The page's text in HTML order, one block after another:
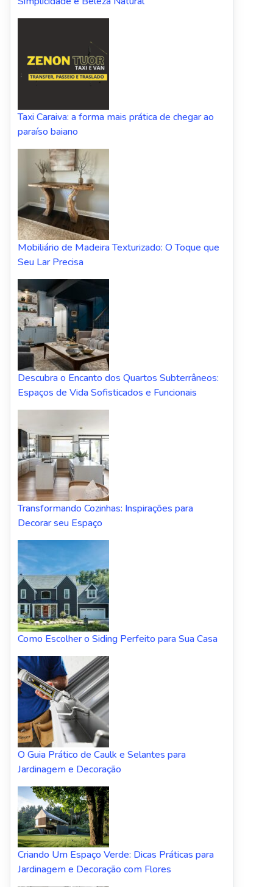
Taxi Caraiva: a forma mais prática de chegar ao
paraíso baiano
Mobiliário de Madeira Texturizado: O Toque que
Seu Lar Precisa
Descubra o Encanto dos Quartos Subterrâneos:
Espaços de Vida Sofisticados e Funcionais
Transformando Cozinhas: Inspirações para
Decorar seu Espaço
Como Escolher o Siding Perfeito para Sua Casa
O Guia Prático de Caulk e Selantes para
Jardinagem e Decoração
Criando Um Espaço Verde: Dicas Práticas para
Jardinagem e Decoração com Flores